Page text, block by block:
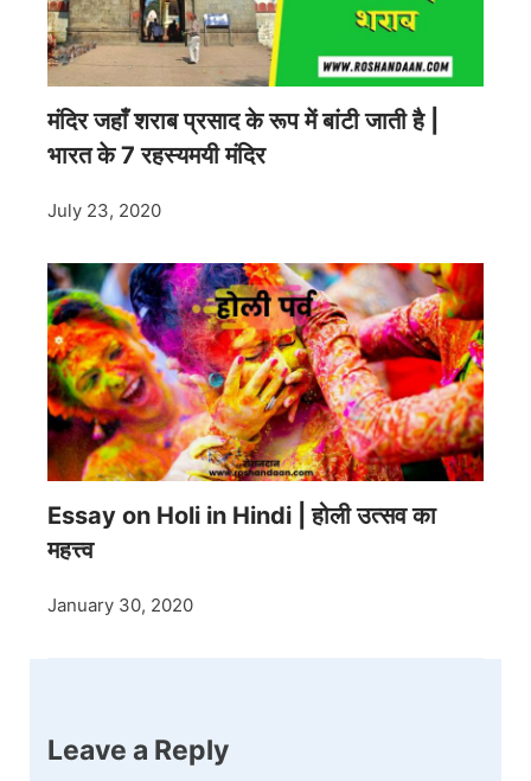
मंदिर जहाँ शराब प्रसाद के रूप में बांटी जाती है |
भारत के 7 रहस्यमयी मंदिर
July 23, 2020
Essay on Holi in Hindi | होली उत्सव का
महत्त्व
January 30, 2020
Leave a Reply